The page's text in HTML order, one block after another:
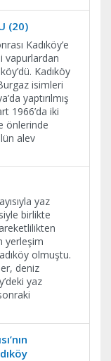
(20)
Kadıköy’e
vapurlardan
Kadıköy
isimleri
yaptırılmış
1966’da iki
önlerinde
alev
yaz
birlikte
yerleşim
olmuştu.
deniz
yaz